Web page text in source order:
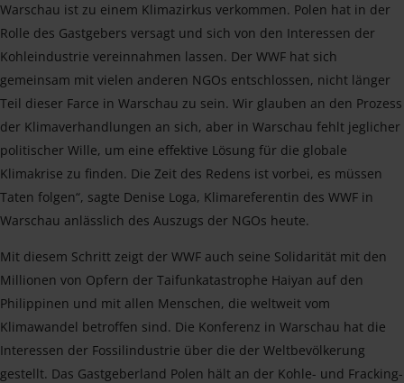
Warschau ist zu einem Klimazirkus verkommen. Polen hat in der
Rolle des Gastgebers versagt und sich von den Interessen der
Kohleindustrie vereinnahmen lassen. Der WWF hat sich
gemeinsam mit vielen anderen NGOs entschlossen, nicht länger
Teil dieser Farce in Warschau zu sein. Wir glauben an den Prozess
der Klimaverhandlungen an sich, aber in Warschau fehlt jeglicher
politischer Wille, um eine effektive Lösung für die globale
Klimakrise zu finden. Die Zeit des Redens ist vorbei, es müssen
Taten folgen“, sagte Denise Loga, Klimareferentin des WWF in
Warschau anlässlich des Auszugs der NGOs heute.
Mit diesem Schritt zeigt der WWF auch seine Solidarität mit den
Millionen von Opfern der Taifunkatastrophe Haiyan auf den
Philippinen und mit allen Menschen, die weltweit vom
Klimawandel betroffen sind. Die Konferenz in Warschau hat die
Interessen der Fossilindustrie über die der Weltbevölkerung
gestellt. Das Gastgeberland Polen hält an der Kohle- und Fracking-